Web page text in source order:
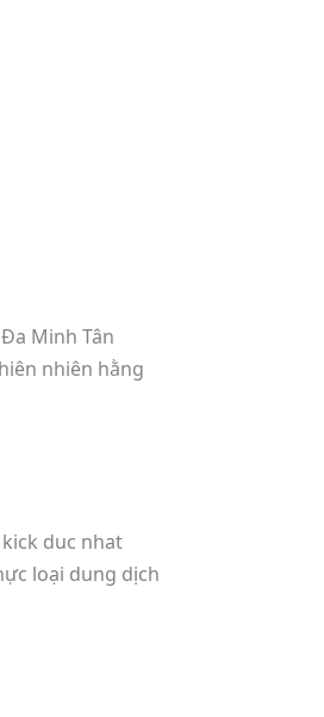
Minh Tân
nhiên hằng
duc nhat
loại dung dịch